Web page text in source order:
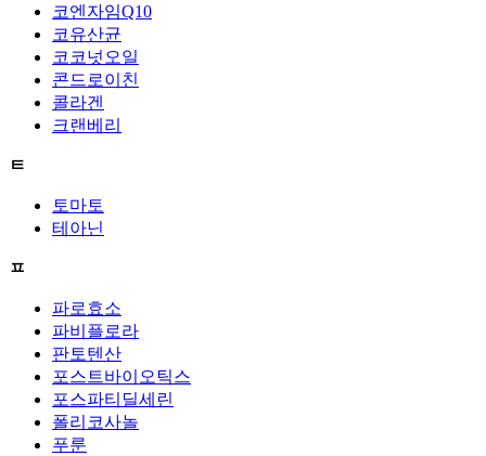
코엔자임Q10
코유산균
코코넛오일
콘드로이친
콜라겐
크랜베리
ㅌ
토마토
테아닌
ㅍ
파로효소
파비플로라
판토텐산
포스트바이오틱스
포스파티딜세린
폴리코사놀
푸룬